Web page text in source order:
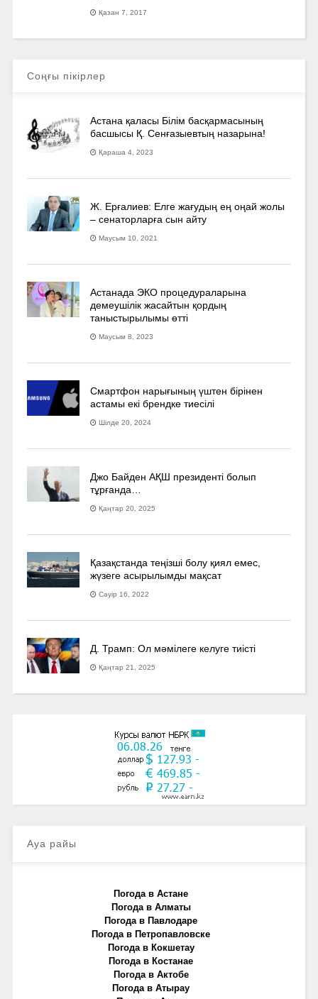
Қазан 7, 2017
Соңғы пікірлер
Астана қаласы Білім басқармасының
басшысы Қ. Сенғазыевтың назарына!
Қараша 4, 2023
Ж. Ерғалиев: Елге жағудың ең оңай жолы
– сенаторларға сын айту
Маусым 10, 2021
Астанада ЭКО процедураларына
демеушілік жасайтын қордың
таныстырылымы өтті
Маусым 8, 2023
Смартфон нарығының үштен бірінен
астамы екі брендке тиесілі
Шілде 20, 2024
Джо Байден АҚШ президенті болып
тұрғанда…
Қаңтар 20, 2025
Қазақстанда теңізші болу қиял емес,
жүзеге асырылымды мақсат
Сәуір 16, 2022
Д. Трамп: Ол мәмілеге келуге тиісті
Қаңтар 21, 2025
Ауа райы
Погода в Астане
Погода в Алматы
Погода в Павлодаре
Погода в Петропавловске
Погода в Кокшетау
Погода в Костанае
Погода в Актобе
Погода в Атырау